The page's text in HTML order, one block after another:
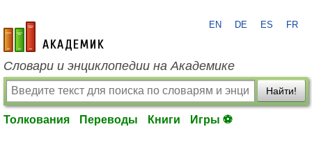
academic.ru
EN DE ES FR
Словари и энциклопедии на Академике
Найти!
Толкования Переводы Книги Игры ⚽